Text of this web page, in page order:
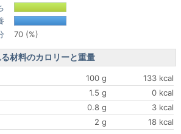
70 (%)
材料のカロリーと重量
100 g
133 kcal
1.5 g
0 kcal
0.8 g
3 kcal
2 g 18 kcal